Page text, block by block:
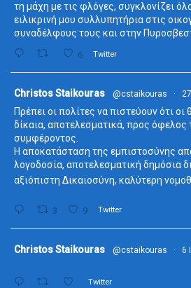
τη μάχη με τις φλόγες, συγκλονίζει
ειλικρινή μου συλλυπητήρια στις
συναδέλφους τους και στην
6 Twitter
Christos Staikouras @cstaikouras ·
Πρέπει οι πολίτες να πιστεύουν ότι οι
δίκαια, αποτελεσματικά, προς όφελος
συμφέροντος.
Η αποκατάσταση της εμπιστοσύνης
λογοδοσία, αποτελεσματική δημόσια
αξιόπιστη Δικαιοσύνη, καλύτερη
3 9 Twitter
Christos Staikouras @cstaikouras · 6
Twitter